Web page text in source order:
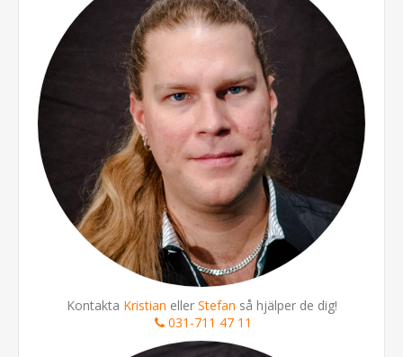
Kontakta Kristian eller Stefan så hjälper de dig!
031-711 47 11